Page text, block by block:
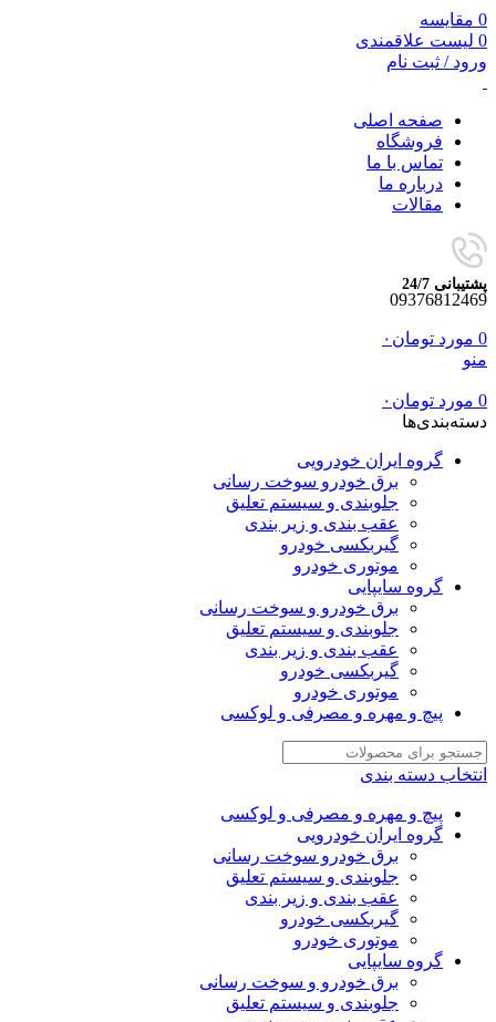
0 مقایسه
0 لیست علاقمندی
ورود / ثبت نام
صفحه اصلی
فروشگاه
تماس با ما
درباره ما
مقالات
پشتیبانی 24/7
09376812469
0 مورد تومان ۰
منو
0 مورد تومان ۰
دسته‌بندی‌ها
گروه ایران خودرویی
برق خودرو سوخت رسانی
جلوبندی و سیستم تعلیق
عقب بندی و زیر بندی
گیربکسی خودرو
موتوری خودرو
گروه سایپایی
برق خودرو و سوخت رسانی
جلوبندی و سیستم تعلیق
عقب بندی و زیر بندی
گیربکسی خودرو
موتوری خودرو
پیچ و مهره و مصرفی و لوکسی
انتخاب دسته بندی
پیچ و مهره و مصرفی و لوکسی
گروه ایران خودرویی
برق خودرو سوخت رسانی
جلوبندی و سیستم تعلیق
عقب بندی و زیر بندی
گیربکسی خودرو
موتوری خودرو
گروه سایپایی
برق خودرو و سوخت رسانی
جلوبندی و سیستم تعلیق